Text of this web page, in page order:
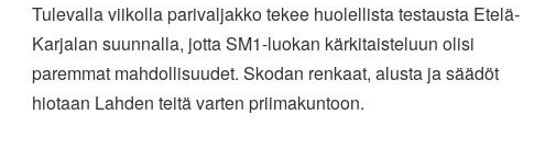
Tulevalla viikolla parivaljakko tekee huolellista testausta Etelä-
Karjalan suunnalla, jotta SM1-luokan kärkitaisteluun olisi
paremmat mahdollisuudet. Skodan renkaat, alusta ja säädöt
hiotaan Lahden teitä varten priimakuntoon.